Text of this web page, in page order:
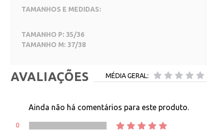
TAMANHOS E MEDIDAS:
TAMANHO P: 35/36
TAMANHO M: 37/38
AVALIAÇÕES MÉDIA GERAL:
Ainda não há comentários para este produto.
0